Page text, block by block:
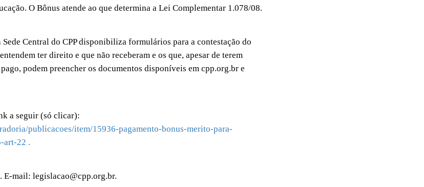
O Bônus atende ao que determina a Lei Complementar 1.078/08.
Central do CPP disponibiliza formulários para a contestação do
ter direito e que não receberam e os que, apesar de terem
podem preencher os documentos disponíveis em cpp.org.br e
a seguir (só clicar):
publicacoes/item/15936-pagamento-bonus-merito-para-
art-22 .
mail: legislacao@cpp.org.br.